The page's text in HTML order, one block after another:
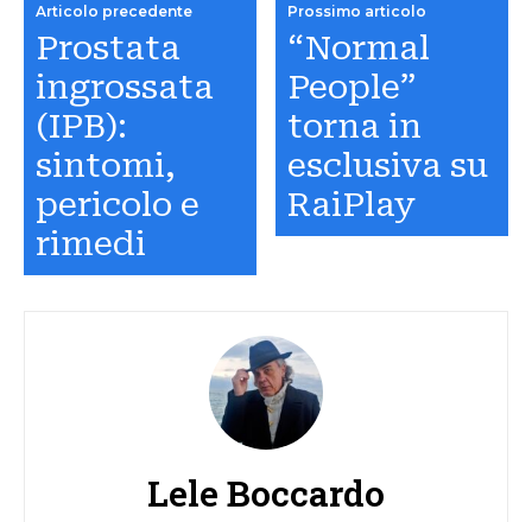
Articolo precedente
Prostata
ingrossata
(IPB):
sintomi,
pericolo e
rimedi
Prossimo articolo
“Normal
People”
torna in
esclusiva su
RaiPlay
Lele Boccardo